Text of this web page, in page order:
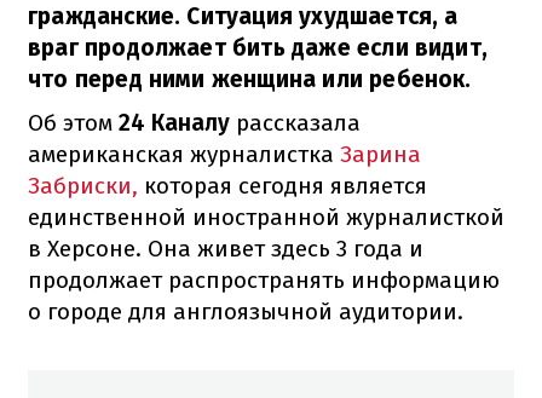
гражданские. Ситуация ухудшается, а
враг продолжает бить даже если видит,
что перед ними женщина или ребенок.
Об этом 24 Каналу рассказала
американская журналистка Зарина
Забриски, которая сегодня является
единственной иностранной журналисткой
в Херсоне. Она живет здесь 3 года и
продолжает распространять информацию
о городе для англоязычной аудитории.